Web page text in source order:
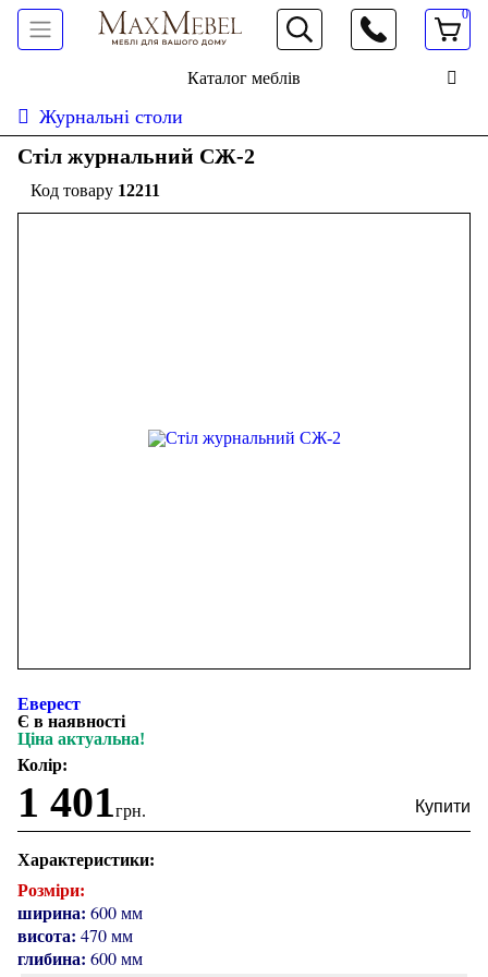
066 472 19 61
0
Каталог меблів
Журнальні столи
Стіл журнальний СЖ-2
12211
Еверест
Є в наявності
Ціна актуальна!
Колір:
1 401грн.
Характеристики:
Розміри:
ширина: 600 мм
висота: 470 мм
глибина: 600 мм